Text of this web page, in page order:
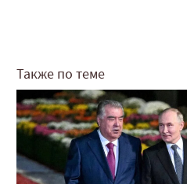
Также по теме